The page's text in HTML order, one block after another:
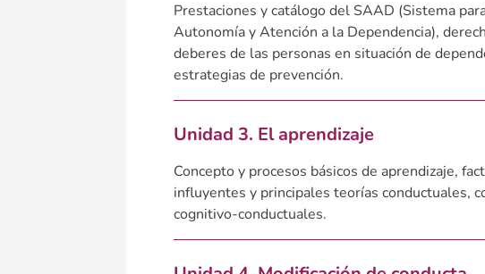
Prestaciones y catálogo del SAAD (Sistema
Autonomía y Atención a la Dependencia),
deberes de las personas en situación de
estrategias de prevención.
Unidad 3. El aprendizaje
Concepto y procesos básicos de aprendizaje,
influyentes y principales teorías conductuales,
cognitivo-conductuales.